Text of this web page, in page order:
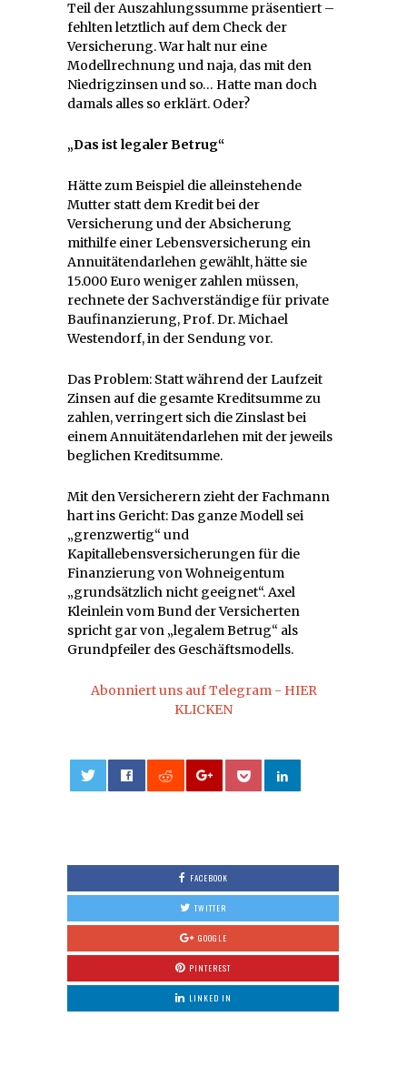
Teil der Auszahlungssumme präsentiert –
fehlten letztlich auf dem Check der
Versicherung. War halt nur eine
Modellrechnung und naja, das mit den
Niedrigzinsen und so… Hatte man doch
damals alles so erklärt. Oder?
„Das ist legaler Betrug“
Hätte zum Beispiel die alleinstehende
Mutter statt dem Kredit bei der
Versicherung und der Absicherung
mithilfe einer Lebensversicherung ein
Annuitätendarlehen gewählt, hätte sie
15.000 Euro weniger zahlen müssen,
rechnete der Sachverständige für private
Baufinanzierung, Prof. Dr. Michael
Westendorf, in der Sendung vor.
Das Problem: Statt während der Laufzeit
Zinsen auf die gesamte Kreditsumme zu
zahlen, verringert sich die Zinslast bei
einem Annuitätendarlehen mit der jeweils
beglichen Kreditsumme.
Mit den Versicherern zieht der Fachmann
hart ins Gericht: Das ganze Modell sei
„grenzwertig“ und
Kapitallebensversicherungen für die
Finanzierung von Wohneigentum
„grundsätzlich nicht geeignet“. Axel
Kleinlein vom Bund der Versicherten
spricht gar von „legalem Betrug“ als
Grundpfeiler des Geschäftsmodells.
Abonniert uns auf Telegram - HIER
KLICKEN
FACEBOOK
TWITTER
GOOGLE
PINTEREST
LINKED IN